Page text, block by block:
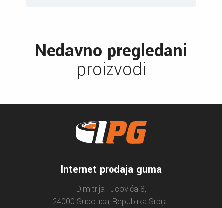
Nedavno pregledani
proizvodi
Internet prodaja guma
Dimitrija Tucovića 8,
24000 Subotica, Republika Srbija.